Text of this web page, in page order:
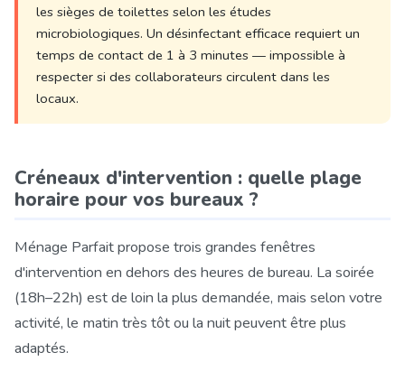
les sièges de toilettes selon les études
microbiologiques. Un désinfectant efficace requiert un
temps de contact de 1 à 3 minutes — impossible à
respecter si des collaborateurs circulent dans les
locaux.
Créneaux d'intervention : quelle plage
horaire pour vos bureaux ?
Ménage Parfait propose trois grandes fenêtres
d'intervention en dehors des heures de bureau. La soirée
(18h–22h) est de loin la plus demandée, mais selon votre
activité, le matin très tôt ou la nuit peuvent être plus
adaptés.